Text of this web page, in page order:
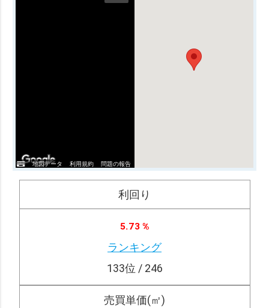
地図データ 利用規約 問題の報告
利回り
5.73 %
ランキング
133位 / 246
売買単価(㎡)